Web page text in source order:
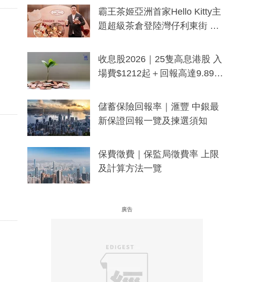
分鐘生成「貼地」宣傳短片
霸王茶姬亞洲首家Hello Kitty主
題超級茶倉登陸灣仔利東街 推
y及香港限定特調系列
收息股2026｜25隻高息港股 入
場費$1212起＋回報高達9.89
儲蓄保險回報率｜滙豐 中銀最
新保證回報一覽及揀選須知
保費徵費｜保監局徵費率 上限
及計算方法一覽
廣告